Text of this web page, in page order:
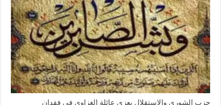
حزب الشورى والاستقلال يعزي عائلة الغزاوي في فقدان